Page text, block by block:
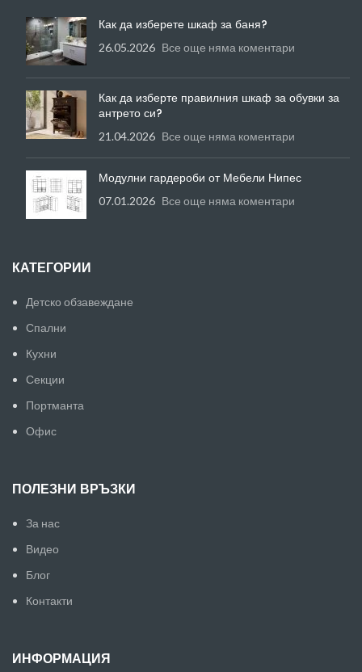
Как да изберете шкаф за баня?
26.05.2026 Все още няма коментари
Как да изберте правилния шкаф за обувки за
антрето си?
21.04.2026 Все още няма коментари
Модулни гардероби от Мебели Нипес
07.01.2026 Все още няма коментари
КАТЕГОРИИ
Детско обзавеждане
Спални
Кухни
Секции
Портманта
Офис
ПОЛЕЗНИ ВРЪЗКИ
За нас
Видео
Блог
Контакти
ИНФОРМАЦИЯ